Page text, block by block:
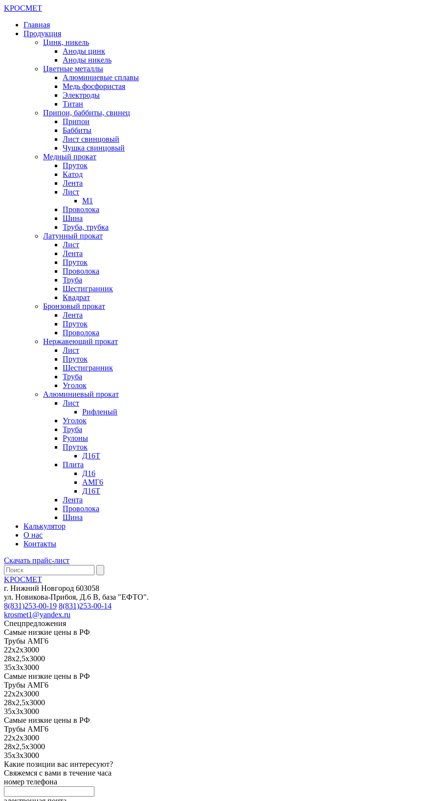
KРОСМЕТ
Главная
Продукция
Цинк, никель
Аноды цинк
Аноды никель
Цветные металлы
Алюминиевые сплавы
Медь фосфористая
Электроды
Титан
Припои, баббиты, свинец
Припои
Баббиты
Лист свинцовый
Чушка свинцовый
Медный прокат
Пруток
Катод
Лента
Лист
М1
Проволока
Шина
Труба, трубка
Латунный прокат
Лист
Лента
Пруток
Проволока
Труба
Шестигранник
Квадрат
Бронзовый прокат
Лента
Пруток
Проволока
Нержавеющий прокат
Лист
Пруток
Шестигранник
Труба
Уголок
Алюминиевый прокат
Лист
Рифленый
Уголок
Труба
Рулоны
Пруток
Д16Т
Плита
Д16
АМГ6
Д16Т
Лента
Проволока
Шина
Калькулятор
О нас
Контакты
Скачать прайс-лист
KРОСМЕТ
г. Нижний Новгород 603058
ул. Новикова-Прибоя, Д.6 В, база "ЕФТО".
8(831)253-00-19 8(831)253-00-14
krosmet1@yandex.ru
Спецпредложения
Самые низкие цены в РФ
Трубы АМГ6
22х2х3000
28х2,5х3000
35х3х3000
Самые низкие цены в РФ
Трубы АМГ6
22х2х3000
28х2,5х3000
35х3х3000
Самые низкие цены в РФ
Трубы АМГ6
22х2х3000
28х2,5х3000
35х3х3000
Какие позиции вас интересуют?
Свяжемся с вами в течение часа
номер телефона